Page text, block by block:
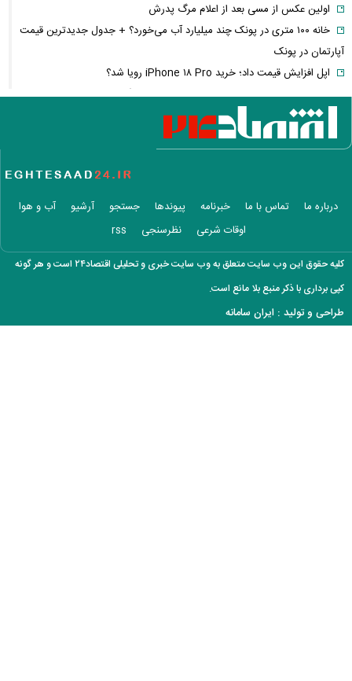
اولین عکس از مسی بعد از اعلام مرگ پدرش
خانه ۱۰۰ متری در پونک چند میلیارد آب می‌خورد؟ + جدول جدیدترین قیمت
آپارتمان در پونک
اپل افزایش قیمت داد؛ خرید iPhone ۱۸ Pro رویا شد؟
معتادان متجاهر دوباره به خیابان‌های تهران برمی‌گردند؟/ پشت پرده
رهاسازی چیست؟
هشدار درباره تله گرانی؛ آیا ایران وارد عصر ابرتورم شده است؟
هشدار ظریف درباره مذاکرات ایران و آمریکا؛ چرا اروپا را نمی‌توان حذف کرد؟
پیمان مکه و معادلات جدید منطقه؛ جنگ ایران چگونه معماری امنیتی
سهم ایران از نفت و گاز خزر چقدر است؟/ ماجرای کنوانسیونی که جنجال به پا
کرد
گواهینامه موتور برای زنان از چه زمانی صادر می‌شود؟ + آخرین خبر و جزئیات
فیلم/بهاره رهنما راز ماندگاری هدیه تهرانی را لو داد
درباره ما تماس با ما خبرنامه پیوندها جستجو آرشیو
آب و هوا
اوقات شرعی
نظرسنجی rss
کلیه حقوق این وب سایت متعلق به وب سایت خبری و تحلیلی اقتصاد۲۴ است و هر گونه
کپی برداری با ذکر منبع بلا مانع است.
طراحی و تولید : ایران سامانه